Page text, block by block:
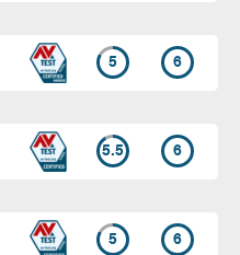
5 6
5.5 6
5 6